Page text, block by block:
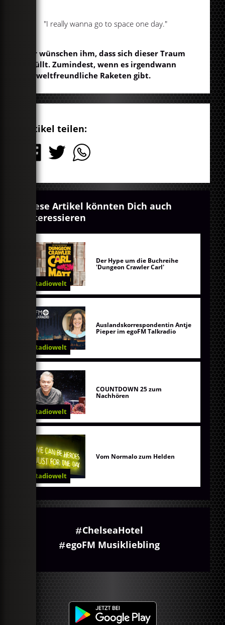
"I really wanna go to space one day."
Wir wünschen ihm, dass sich dieser Traum
erfüllt. Zumindest, wenn es irgendwann
umweltfreundliche Raketen gibt.
Artikel teilen:
Diese Artikel könnten Dich auch
interessieren
Radiowelt
Der Hype um die Buchreihe
'Dungeon Crawler Carl'
Radiowelt
Auslandskorrespondentin Antje
Pieper im egoFM Talkradio
Radiowelt
COUNTDOWN 25 zum
Nachhören
Radiowelt
Vom Normalo zum Helden
ChelseaHotel
egoFM Musikliebling